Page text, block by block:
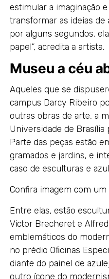
estimular a imaginação
transformar as ideias de
por alguns segundos,
papel”, acredita a artista.
Museu a céu
Aqueles que se
campus Darcy Ribeiro
outras obras de arte, a
Universidade de
Parte das peças estão
gramados e jardins, e
caso de esculturas e
Confira imagem com
Entre elas, estão
Victor Brecheret e
emblemáticos do
no prédio Oficinas
diante do painel de
outro ícone do